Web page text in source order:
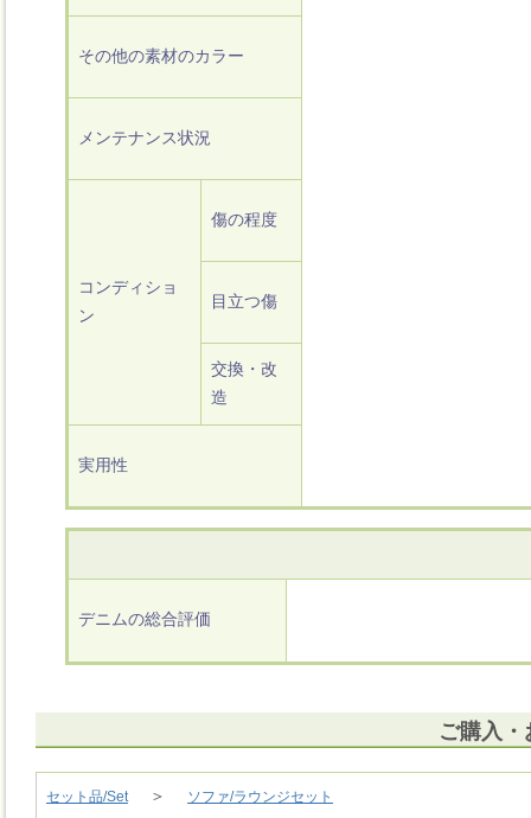
その他の素材のカラー
メンテナンス状況
コンディショ
ン
傷の程度
目立つ傷
交換・改
造
実用性
デニムの総合評価
ご購入
セット品/Set＞ ソファ/ラウンジセット